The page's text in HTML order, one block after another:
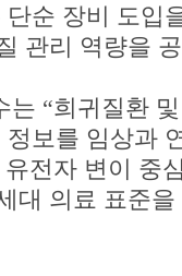
순 장비 도입
관리 역량을
“희귀질환
보를 임상과
전자 변이 중
대 의료 표준